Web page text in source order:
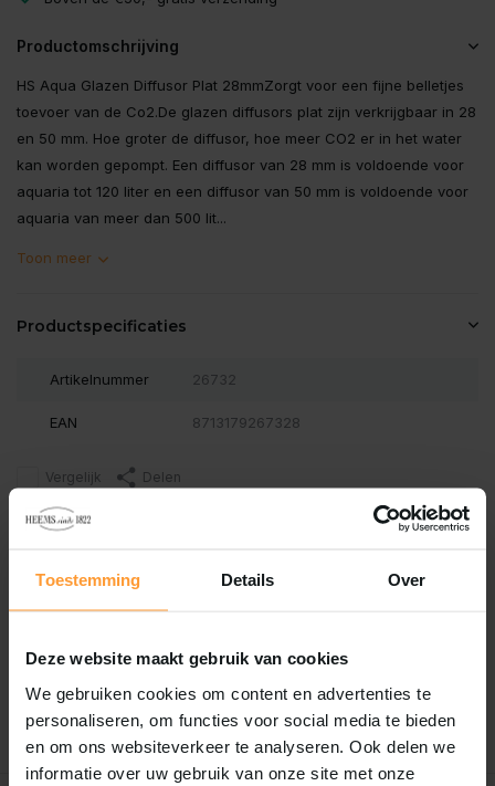
Toestemming Details Over
Deze website maakt gebruik van cookies
We gebruiken cookies om content en advertenties te
personaliseren, om functies voor social media te bieden
en om ons websiteverkeer te analyseren. Ook delen we
informatie over uw gebruik van onze site met onze
Productomschrijving
HS Aqua Glazen Diffusor Plat 28mmZorgt voor een fijne belletjes
toevoer van de Co2.De glazen diffusors plat zijn verkrijgbaar in 28
en 50 mm. Hoe groter de diffusor, hoe meer CO2 er in het water
kan worden gepompt. Een diffusor van 28 mm is voldoende voor
aquaria tot 120 liter en een diffusor van 50 mm is voldoende voor
aquaria van meer dan 500 lit...
Toon meer
Productspecificaties
Artikelnummer 26732
EAN 8713179267328
Vergelijk Delen
0/5 Based on 0 reviews
Er zijn nog geen reviews geschreven over dit product..
Schrijf je eigen review